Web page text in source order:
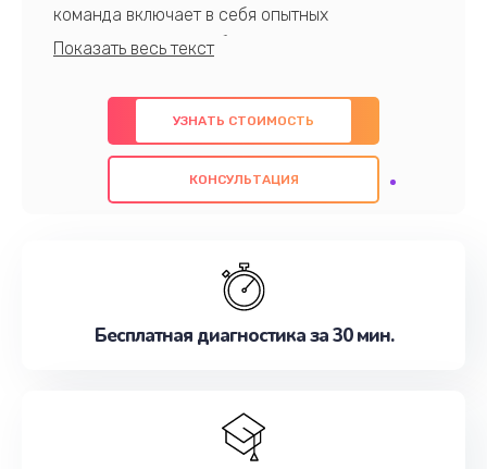
команда включает в себя опытных
профессионалов с обширными знаниями и
предлагаем быстрый и качественный ремонт с
использованием оригинальных компонентов, а
также гарантируем качество всех
проведенных работ. Наша цель - предоставить
наилучшим образом. Не медлите записаться на
УЗНАТЬ СТОИМОСТЬ
КОНСУЛЬТАЦИЯ
Бесплатная диагностика за 30 мин.